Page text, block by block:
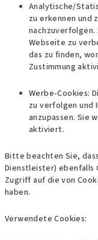
Analytische/
zu erkennen und
nachzuverfolgen.
Webseite zu
das zu finden,
Zustimmung
Werbe-Cookies:
zu verfolgen und
anzupassen. Sie
aktiviert.
Bitte beachten Sie,
Dienstleister) ebenfalls
Zugriff auf die von
haben.
Verwendete Cookies: